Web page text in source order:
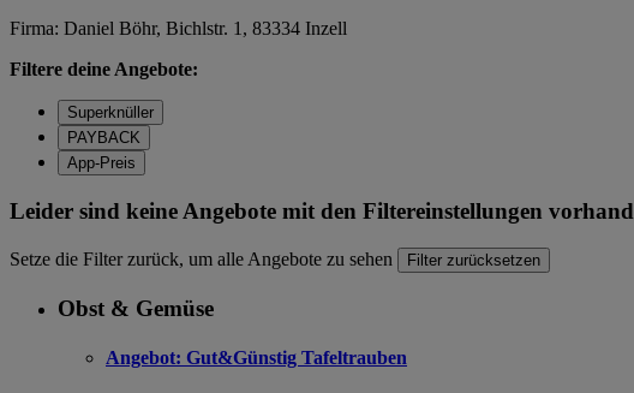
Firma: Daniel Böhr, Bichlstr. 1, 83334 Inzell
Filtere deine Angebote:
Superknüller
PAYBACK
App-Preis
Leider sind keine Angebote mit den Filtereinstellungen
Setze die Filter zurück, um alle Angebote zu sehen Filter zurücksetzen
Obst & Gemüse
Angebot: Gut&Günstig Tafeltrauben